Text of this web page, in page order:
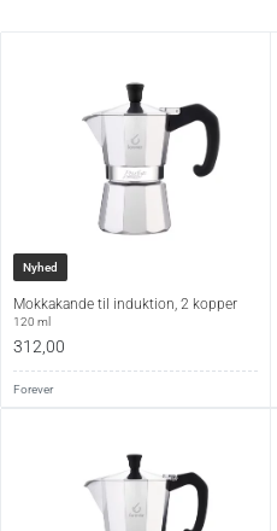
Nyhed
Mokkakande til induktion, 2 kopper
120 ml
312,00
Forever